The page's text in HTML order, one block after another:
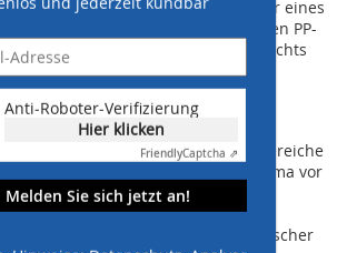
Schachts erfolgte innerhalb nur eines
des korrosionsbeständigen PP-
vom Zustand des Altschachts
dichtes Bauwerk errichtet.
zeigen unterschiedliche Einsatzbereiche
Verfahrens. Während in Grimma vor
und die geringe
entscheidend waren, stand in
Lösung statischer und chemischer
Anti-Roboter-Verifizierung
Hier klicken
FriendlyCaptcha ⇗
Melden Sie sich jetzt an!